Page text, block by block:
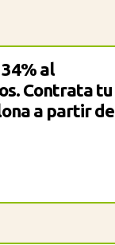
al
Contrata tu
a partir de